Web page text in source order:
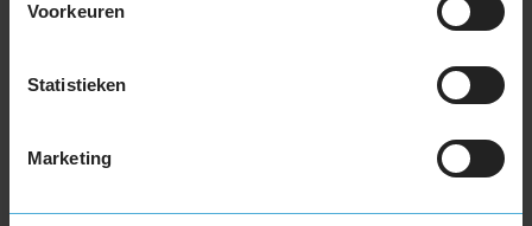
Voorkeuren
Statistieken
Marketing
225/55R17 97H RUNFLAT